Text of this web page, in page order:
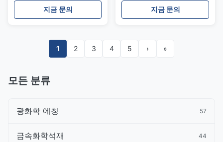
페이서
지금 문의
지금 문의
1 2 3 4 5 › »
모든 분류
광화학 에칭 57
금속화학석재 44